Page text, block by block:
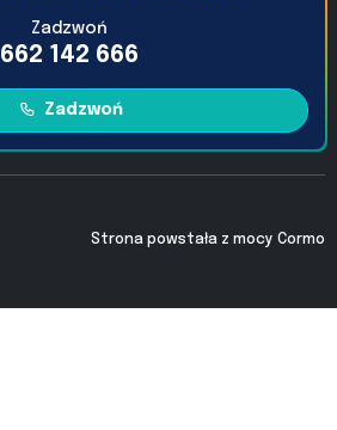
Zadzwoń
662 142 666
Zadzwoń
Strona powstała z mocy Cormo